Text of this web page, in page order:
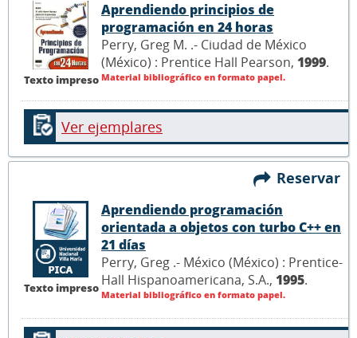
Texto impreso
Aprendiendo principios de
programación en 24 horas
Perry, Greg M. .- Ciudad de México
(México) : Prentice Hall Pearson, 1999.
Material bibliográfico en formato papel.
Ver ejemplares
Reservar
Texto impreso
Aprendiendo programación
orientada a objetos con turbo C++ en
21 días
Perry, Greg .- México (México) : Prentice-
Hall Hispanoamericana, S.A., 1995.
Material bibliográfico en formato papel.